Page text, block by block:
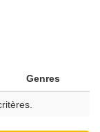
Genres